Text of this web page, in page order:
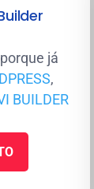
já
,
BUILDER